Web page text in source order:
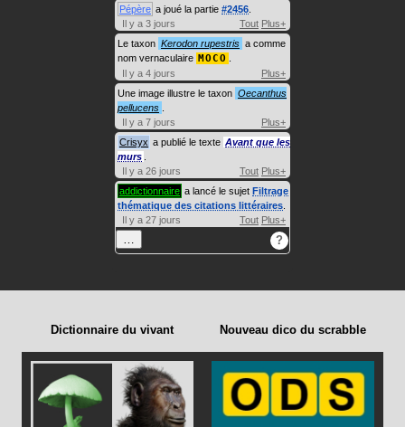
Pépère a joué la partie #2456
Il y a 3 jours
Tout Plus+
Le taxon Kerodon rupestris a comme
nom vernaculaire MOCO
Il y a 4 jours
Plus+
Une image illustre le taxon Oecanthus
pellucens
Il y a 7 jours
Plus+
Crisyx a publié le texte Avant que les
murs
Il y a 26 jours
Tout Plus+
addictionnaire a lancé le sujet Filtrage
thématique des citations littéraires
Il y a 27 jours
Tout Plus+
?
Dictionnaire du vivant Nouveau dico du scrabble